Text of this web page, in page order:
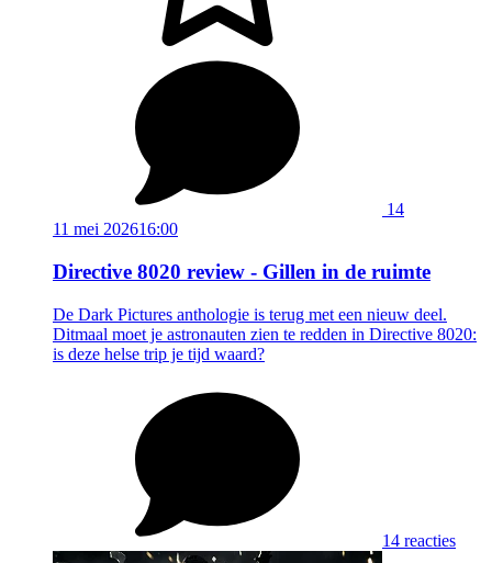
14
11 mei 202616:00
Directive 8020 review - Gillen in de ruimte
De Dark Pictures anthologie is terug met een nieuw deel.
Ditmaal moet je astronauten zien te redden in Directive 8020:
is deze helse trip je tijd waard?
14 reacties